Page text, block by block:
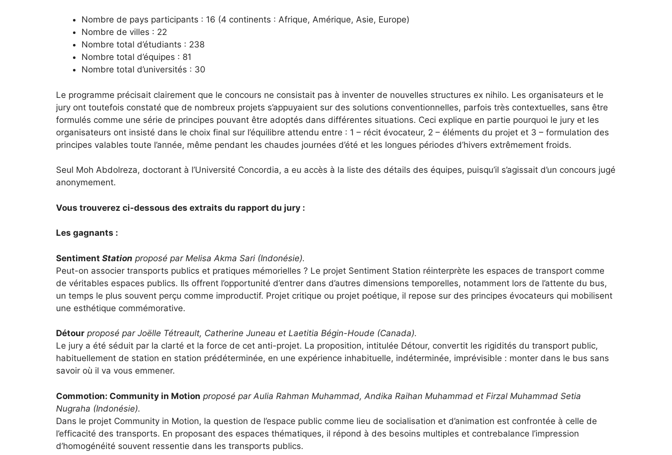
Nombre de pays participants : 16 (4 continents : Afrique, Amérique, Asie, Europe)
Nombre de villes : 22
Nombre total d’étudiants : 238
Nombre total d’équipes : 81
Nombre total d’universités : 30
Le programme précisait clairement que le concours ne consistait pas à inventer de nouvelles structures ex nihilo. Les organisateurs et le
jury ont toutefois constaté que de nombreux projets s’appuyaient sur des solutions conventionnelles, parfois très contextuelles, sans être
formulés comme une série de principes pouvant être adoptés dans différentes situations. Ceci explique en partie pourquoi le jury et les
organisateurs ont insisté dans le choix final sur l’équilibre attendu entre : 1 – récit évocateur, 2 – éléments du projet et 3 – formulation des
principes valables toute l’année, même pendant les chaudes journées d’été et les longues périodes d’hivers extrêmement froids.
Seul Moh Abdolreza, doctorant à l’Université Concordia, a eu accès à la liste des détails des équipes, puisqu’il s’agissait d’un concours jugé
anonymement.
Vous trouverez ci-dessous des extraits du rapport du jury :
Les gagnants :
Sentiment Station proposé par Melisa Akma Sari (Indonésie).
Peut-on associer transports publics et pratiques mémorielles ? Le projet Sentiment Station réinterprète les espaces de transport comme
de véritables espaces publics. Ils offrent l’opportunité d’entrer dans d’autres dimensions temporelles, notamment lors de l’attente du bus,
un temps le plus souvent perçu comme improductif. Projet critique ou projet poétique, il repose sur des principes évocateurs qui mobilisent
une esthétique commémorative.
Détour proposé par Joëlle Tétreault, Catherine Juneau et Laetitia Bégin-Houde (Canada).
Le jury a été séduit par la clarté et la force de cet anti-projet. La proposition, intitulée Détour, convertit les rigidités du transport public,
habituellement de station en station prédéterminée, en une expérience inhabituelle, indéterminée, imprévisible : monter dans le bus sans
savoir où il va vous emmener.
Commotion: Community in Motion proposé par Aulia Rahman Muhammad, Andika Raihan Muhammad et Firzal Muhammad Setia
Nugraha (Indonésie).
Dans le projet Community in Motion, la question de l’espace public comme lieu de socialisation et d’animation est confrontée à celle de
l’efficacité des transports. En proposant des espaces thématiques, il répond à des besoins multiples et contrebalance l’impression
d’homogénéité souvent ressentie dans les transports publics.